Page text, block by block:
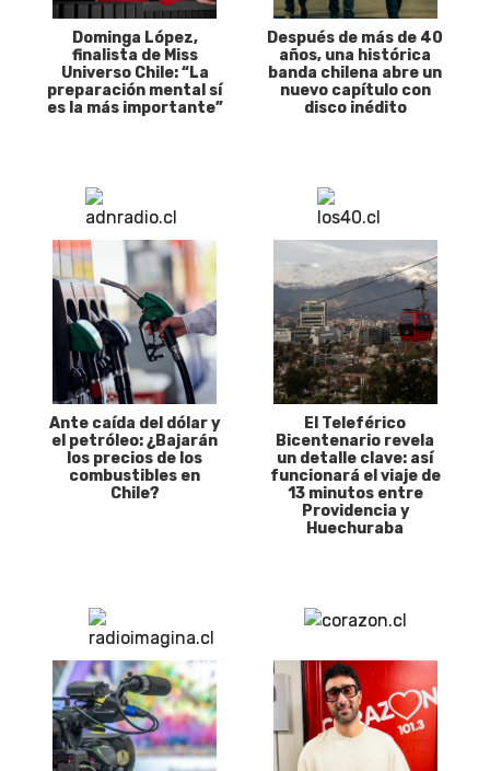
Dominga López,
finalista de Miss
Universo Chile: “La
preparación mental sí
es la más importante”
Después de más de 40
años, una histórica
banda chilena abre un
nuevo capítulo con
disco inédito
Ante caída del dólar y
el petróleo: ¿Bajarán
los precios de los
combustibles en
Chile?
El Teleférico
Bicentenario revela
un detalle clave: así
funcionará el viaje de
13 minutos entre
Providencia y
Huechuraba